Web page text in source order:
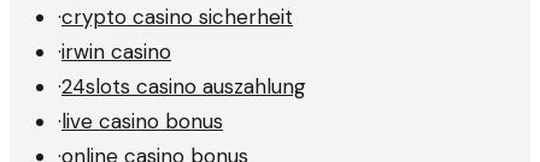
·crypto casino sicherheit
·irwin casino
·24slots casino auszahlung
·live casino bonus
·online casino bonus